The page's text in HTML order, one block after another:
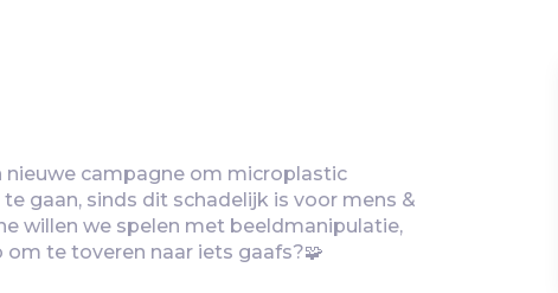
nieuwe campagne om microplastic
gaan, sinds dit schadelijk is voor mens &
willen we spelen met beeldmanipulatie,
te toveren naar iets gaafs?🧩